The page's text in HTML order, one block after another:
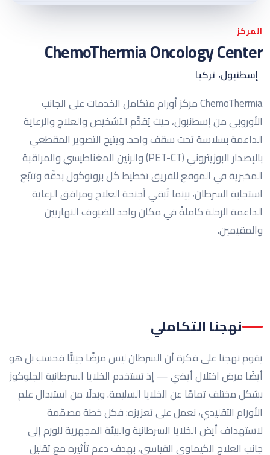
المركز
ChemoThermia Oncology Center
إسطنبول، تركيا
ChemoThermia مركز أورام متكامل الخدمات على الجانب
الأوروبي من إسطنبول، حيث يُقدَّم التشخيص والعلاج والرعاية
الداعمة بسلاسة تحت سقف واحد. ويتيح التصوير المقطعي
بالإصدار البوزيتروني (PET-CT) والرنين المغناطيسي والمراقبة
المخبرية في الموقع للفريق تخطيط كل بروتوكول بدقّة وتتبّع
استجابة السرطان، بينما تُبقي أجنحة العلاج ومرافق الرعاية
الداعمة الرحلة كاملةً في مكان واحد للضيوف النهاريين
والمقيمين.
نهجنا التكاملي
يقوم نهجنا على فكرة أن السرطان ليس مرضًا جينيًّا فحسب بل هو
أيضًا مرض اختلال أيضي — إذ تستخدم الخلايا السرطانية الجلوكوز
بشكل مختلف تمامًا عن الخلايا السليمة. وبدلًا من استبدال علم
الأورام التقليدي، نعمل على تعزيزه: فكل خطة مصمّمة
لاستهداف أيض الخلايا السرطانية والبيئة المجهرية للورم إلى
جانب العلاج الكيماوي القياسي، بهدف دعم تأثيره مع تقليل